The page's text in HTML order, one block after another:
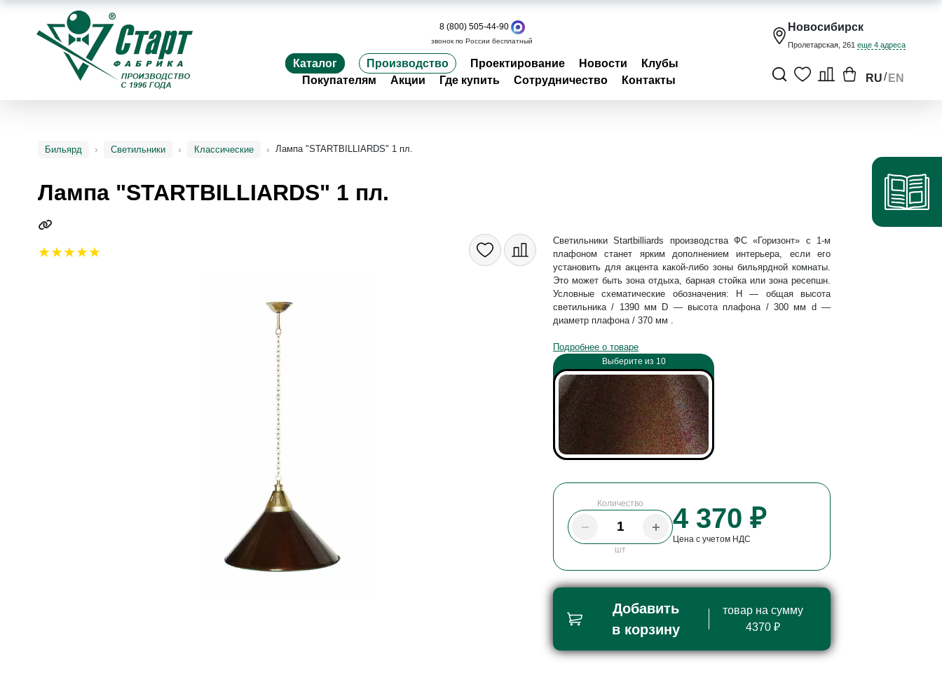
8 (800) 505-44-90
звонок по России бесплатный
Каталог Производство Проектирование Новости
Клубы
Покупателям
Акции Где купить Сотрудничество Контакты
Новосибирск
Пролетарская, 261 еще 4 адреса
RU/ EN
Бильярд Светильники Классические Лампа "STARTBILLIARDS" 1 пл.
Лампа "STARTBILLIARDS" 1 пл.
4 370 ₽
Цена с учетом НДС
Количество
шт
Добавить
в корзину
товар на сумму
4370 ₽
Выберите из 10
Светильники Startbilliards производства ФС «Горизонт» с 1-м
плафоном станет ярким дополнением интерьера, если его
установить для акцента какой-либо зоны бильярдной комнаты.
Это может быть зона отдыха, барная стойка или зона ресепшн.
Условные схематические обозначения: Н — общая высота
светильника / 1390 мм D — высота плафона / 300 мм d —
диаметр плафона / 370 мм .
Подробнее о товаре